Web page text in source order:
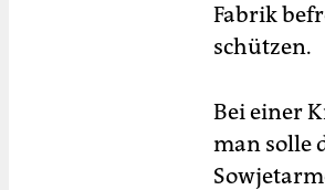
Fabrik
schützen.
Bei einer
man solle